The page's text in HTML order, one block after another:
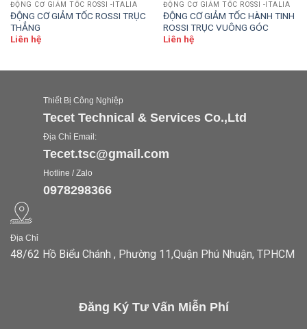
ĐỘNG CƠ GIẢM TỐC ROSSI -ITALIA
ĐỘNG CƠ GIẢM TỐC ROSSI TRỤC
THẲNG
Liên hệ
ĐỘNG CƠ GIẢM TỐC ROSSI -ITALIA
ĐỘNG CƠ GIẢM TỐC HÀNH TINH
ROSSI TRỤC VUÔNG GÓC
Liên hệ
Thiết Bị Công Nghiệp
Tecet Technical & Services Co.,Ltd
Địa Chỉ Email:
Tecet.tsc@gmail.com
Hotline / Zalo
0978298366
Địa Chỉ
48/62 Hồ Biểu Chánh , Phường 11,Quận Phú Nhuận, TPHCM
Đăng Ký Tư Vấn Miễn Phí